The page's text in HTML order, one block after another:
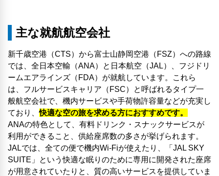
主な就航航空会社
新千歳空港（CTS）から富士山静岡空港（FSZ）への路線
では、全日本空輸（ANA）と日本航空（JAL）、フジドリ
ームエアラインズ（FDA）が就航しています。これら
は、フルサービスキャリア（FSC）と呼ばれるタイプ一
般航空会社で、機内サービスや手荷物許容量などが充実し
ており、快適な空の旅を求める方におすすめです。
ANAの特色として、有料ドリンク・スナックサービスが
利用ができること、供給座席数の多さが挙げられます。
JALでは、全ての便で機内Wi-Fiが使えたり、「JAL SKY
SUITE」という快適な眠りのために専用に開発された座席
が用意されていたりと、質の高いサービスを提供していま